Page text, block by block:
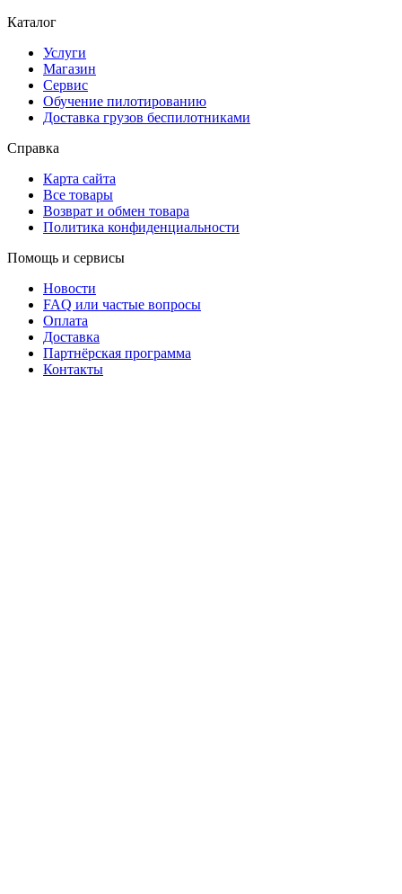
Каталог
Услуги
Магазин
Сервис
Обучение пилотированию
Доставка грузов беспилотниками
Справка
Карта сайта
Все товары
Возврат и обмен товара
Политика конфиденциальности
Помощь и сервисы
Новости
FAQ или частые вопросы
Оплата
Доставка
Партнёрская программа
Контакты